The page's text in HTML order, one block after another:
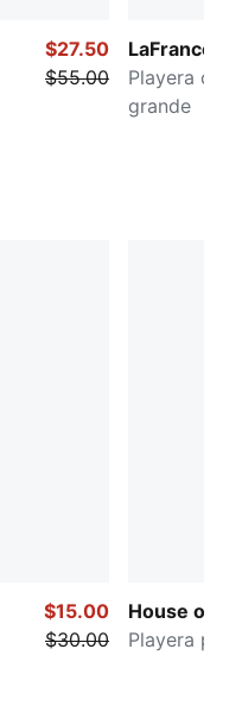
$27.50
$55.00
LaFrancé
Playera con
grande
$15.00
$30.00
House of
Playera